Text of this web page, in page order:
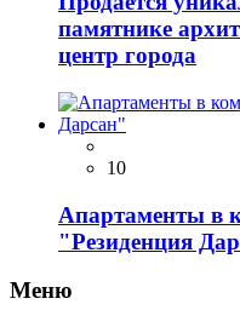
памятнике
центр города
10
Апартаменты в
"Резиденция
Меню